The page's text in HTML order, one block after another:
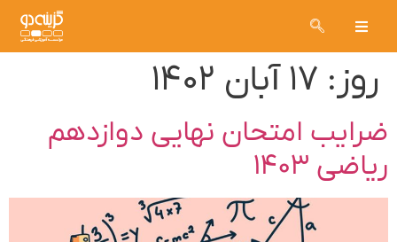
روز: ۱۷ آبان ۱۴۰۲
ضرایب امتحان نهایی دوازدهم
ریاضی ۱۴۰۳